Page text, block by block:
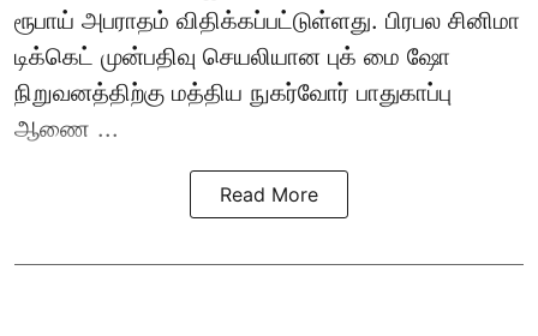
ரூபாய் அபராதம் விதிக்கப்பட்டுள்ளது. பிரபல சினிமா
டிக்கெட் முன்பதிவு செயலியான புக் மை ஷோ
நிறுவனத்திற்கு மத்திய நுகர்வோர் பாதுகாப்பு
ஆணை ...
Read More